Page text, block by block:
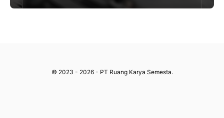
© 2023 - 2026 - PT Ruang Karya Semesta.